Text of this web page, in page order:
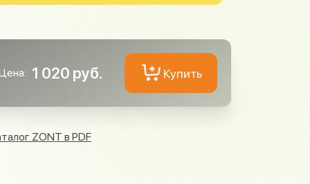
1 020 руб. Купить
ZONT в PDF